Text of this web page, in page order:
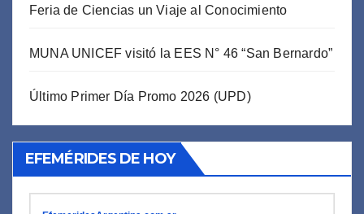
Feria de Ciencias un Viaje al Conocimiento
MUNA UNICEF visitó la EES N° 46 “San Bernardo”
Último Primer Día Promo 2026 (UPD)
EFEMÉRIDES DE HOY